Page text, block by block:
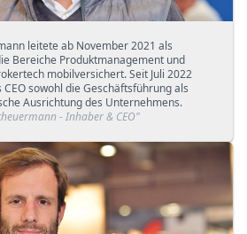
leitete ab November 2021 als
Bereiche Produktmanagement und
mobilversichert. Seit Juli 2022
sowohl die Geschäftsführung als
Ausrichtung des Unternehmens.
- Inhaber & CEO"